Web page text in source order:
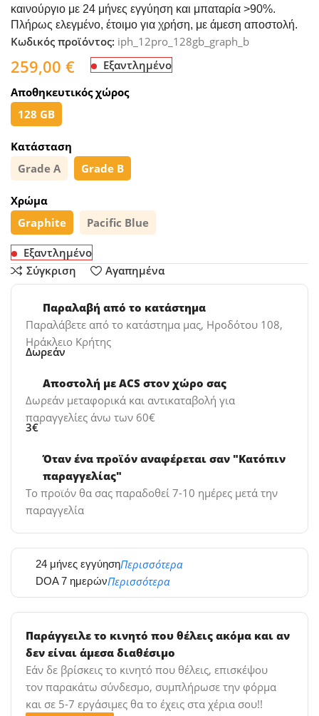
καινούργιο με 24 μήνες εγγύηση και μπαταρία >90%.
Πλήρως ελεγμένο, έτοιμο για χρήση, με άμεση αποστολή.
Κωδικός προϊόντος: iph_12pro_128gb_graph_b
259,00€
Εξαντλημένο
Αποθηκευτικός χώρος
128 GB
Κατάσταση
Grade A
Grade B
Χρώμα
Graphite
Pacific Blue
Εξαντλημένο
Σύγκριση
Αγαπημένα
Παραλαβή από το κατάστημα
Παραλάβετε από το κατάστημα μας, Ηροδότου 108,
Ηράκλειο Κρήτης
Δωρεάν
Αποστολή με ACS στον χώρο σας
Δωρεάν μεταφορικά και αντικαταβολή για
παραγγελίες άνω των 60€
3€
Όταν ένα προϊόν αναφέρεται σαν "Κατόπιν
παραγγελίας"
Το προϊόν θα σας παραδοθεί 7-10 ημέρες μετά την
παραγγελία
24 μήνες εγγύησηΠερισσότερα
DOA 7 ημερώνΠερισσότερα
Παράγγειλε το κινητό που θέλεις ακόμα και αν
δεν είναι άμεσα διαθέσιμο
Εάν δε βρίσκεις το κινητό που θέλεις, επισκέψου
τον παρακάτω σύνδεσμο, συμπλήρωσε την φόρμα
και σε 5-7 εργάσιμες θα το έχεις στα χέρια σου!!